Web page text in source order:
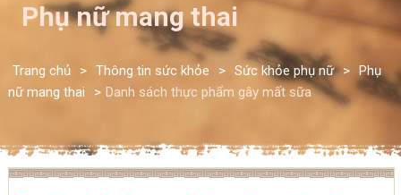
Phụ nữ mang thai
Trang chủ > Thông tin sức khỏe > Sức khỏe phụ nữ > Phụ
nữ mang thai
> Danh sách thực phẩm gây mất sữa